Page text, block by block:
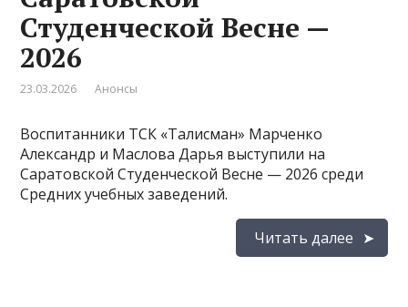
Студенческой Весне —
2026
23.03.2026 Анонсы
Воспитанники ТСК «Талисман» Марченко
Александр и Маслова Дарья выступили на
Саратовской Студенческой Весне — 2026 среди
Средних учебных заведений.
Читать далее